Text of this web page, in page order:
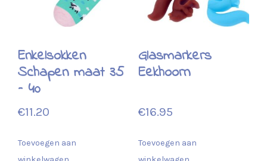
Enkelsokken
Schapen maat 35
– 40
€11.20
Toevoegen aan
Glasmarkers
Eekhoorn
€16.95
Toevoegen aan